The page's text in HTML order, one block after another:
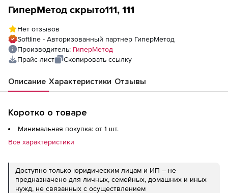
ГиперМетод скрыто111, 111
Нет отзывов
Softline - Авторизованный партнер ГиперМетод
Производитель: ГиперМетод
Прайс-лист
Скопировать ссылку
Описание Характеристики Отзывы
Коротко о товаре
Минимальная покупка: от 1 шт.
Все характеристики
Доступно только юридическим лицам и ИП – не
предназначено для личных, семейных, домашних и иных
нужд, не связанных с осуществлением